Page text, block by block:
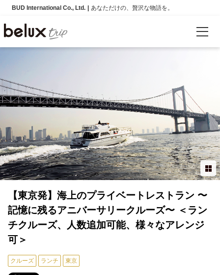
BUD International Co., Ltd. あなただけの、贅沢な物語を。
English
简体中文
한국어
ご案内
会社案内
よくあるお問合わせ
プライベートツアーのご案内
【東京発】海上のプライベートレストラン 〜
記憶に残るアニバーサリークルーズ〜 ＜ラン
チクルーズ、人数追加可能、様々なアレンジ
可＞
クルーズ ランチ 東京